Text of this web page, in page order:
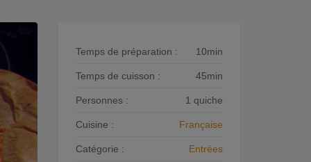
Temps de préparation : 10min
Temps de cuisson : 45min
Personnes : 1 quiche
Cuisine : Française
Catégorie : Entrées